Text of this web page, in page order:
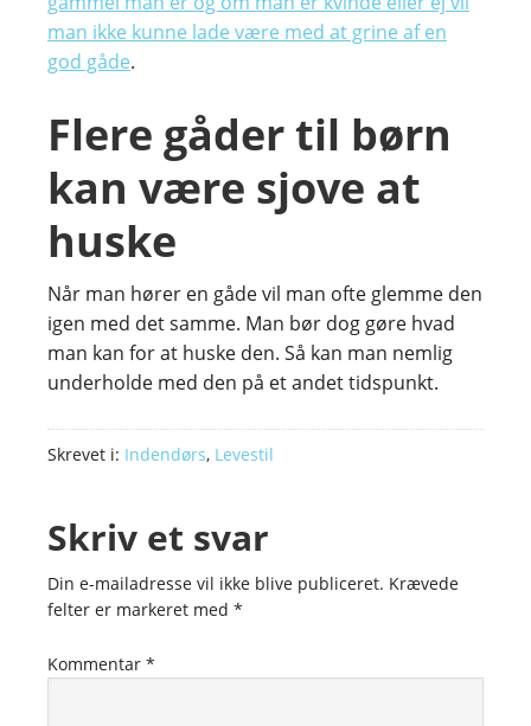
man ikke kunne lade være med at grine af en
god gåde.
Flere gåder til børn
kan være sjove at
huske
Når man hører en gåde vil man ofte glemme den
igen med det samme. Man bør dog gøre hvad
man kan for at huske den. Så kan man nemlig
underholde med den på et andet tidspunkt.
Skrevet i: Indendørs, Levestil
Skriv et svar
Din e-mailadresse vil ikke blive publiceret. Krævede
felter er markeret med *
Kommentar *